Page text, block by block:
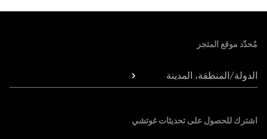
مُحدّد موقع المتجر
الدولة/المنطقة، المدينة
اشترك للحصول على تحديثات غوتشي